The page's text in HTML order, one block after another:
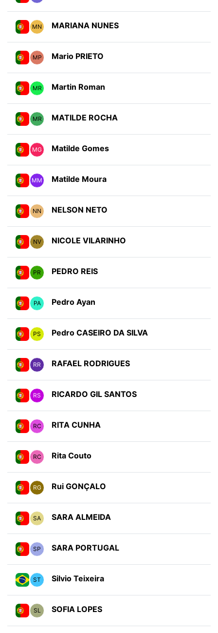
MN MARIANA NUNES
MP Mario PRIETO
MR Martin Roman
MR MATILDE ROCHA
MG Matilde Gomes
MM Matilde Moura
NN NELSON NETO
NV NICOLE VILARINHO
PR PEDRO REIS
PA Pedro Ayan
PS Pedro CASEIRO DA SILVA
RR RAFAEL RODRIGUES
RS RICARDO GIL SANTOS
RC RITA CUNHA
RC Rita Couto
RG Rui GONÇALO
SA SARA ALMEIDA
SP SARA PORTUGAL
ST Silvio Teixeira
SL SOFIA LOPES